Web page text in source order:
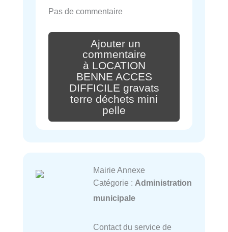
Pas de commentaire
Ajouter un
commentaire
à LOCATION
BENNE ACCES
DIFFICILE gravats
terre déchets mini
pelle
Mairie Annexe
Catégorie : Administration
municipale
Contact du service de